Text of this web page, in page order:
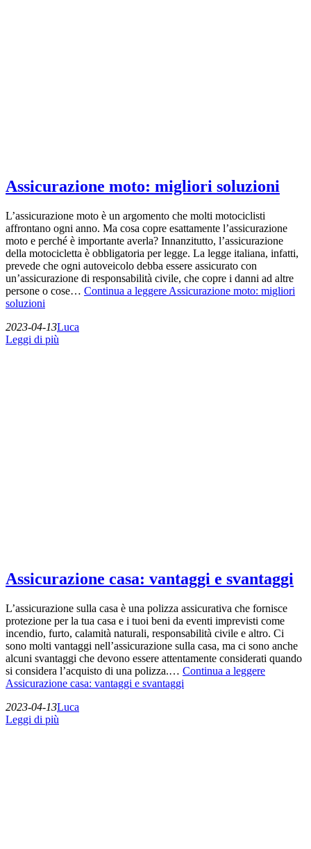
Assicurazione moto: migliori soluzioni
L’assicurazione moto è un argomento che molti motociclisti
affrontano ogni anno. Ma cosa copre esattamente l’assicurazione
moto e perché è importante averla? Innanzitutto, l’assicurazione
della motocicletta è obbligatoria per legge. La legge italiana, infatti,
prevede che ogni autoveicolo debba essere assicurato con
un’assicurazione di responsabilità civile, che copre i danni ad altre
persone o cose… Continua a leggere Assicurazione moto: migliori
soluzioni
2023-04-13Luca
Leggi di più
Assicurazione casa: vantaggi e svantaggi
L’assicurazione sulla casa è una polizza assicurativa che fornisce
protezione per la tua casa e i tuoi beni da eventi imprevisti come
incendio, furto, calamità naturali, responsabilità civile e altro. Ci
sono molti vantaggi nell’assicurazione sulla casa, ma ci sono anche
alcuni svantaggi che devono essere attentamente considerati quando
si considera l’acquisto di una polizza.… Continua a leggere
Assicurazione casa: vantaggi e svantaggi
2023-04-13Luca
Leggi di più